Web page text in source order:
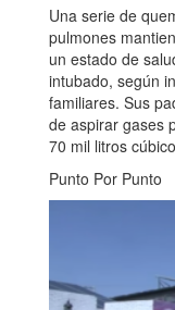
Una serie de
pulmones
un estado de
intubado, según
familiares. Sus
de aspirar gases
70 mil litros
Punto Por Punto